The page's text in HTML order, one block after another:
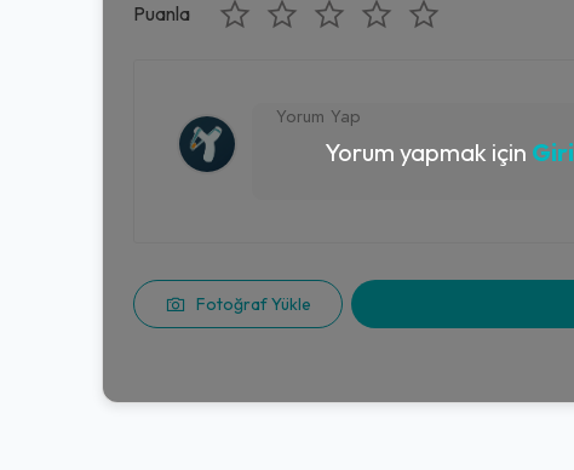
Puanla
Fotoğraf Yükle
Yorum yapmak için